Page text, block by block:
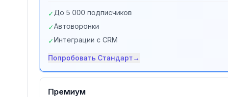
✓До 5 000 подписчиков
✓Автоворонки
✓Интеграции с CRM
Попробовать Стандарт→
Премиум